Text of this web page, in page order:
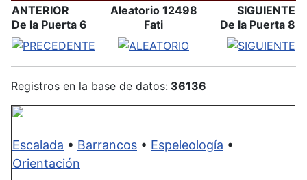
ANTERIOR
De la Puerta 6
Aleatorio 12498
Fati
SIGUIENTE
De la Puerta 8
Registros en la base de datos: 36136
Escalada • Barrancos • Espeleología •
Orientación